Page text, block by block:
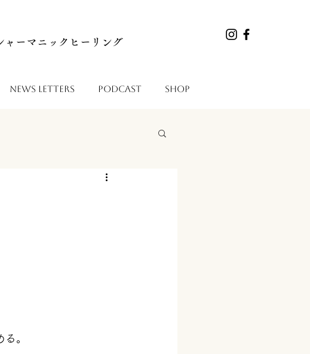
ャーマニックヒーリング
News Letters Podcast Shop
。